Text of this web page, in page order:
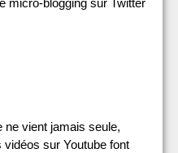
micro-blogging sur Twitter
ne vient jamais seule,
vidéos sur Youtube font